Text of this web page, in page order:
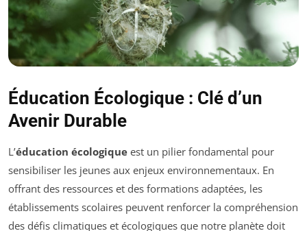
Éducation Écologique : Clé d’un
Avenir Durable
L’éducation écologique est un pilier fondamental pour
sensibiliser les jeunes aux enjeux environnementaux. En
offrant des ressources et des formations adaptées, les
établissements scolaires peuvent renforcer la compréhension
des défis climatiques et écologiques que notre planète doit